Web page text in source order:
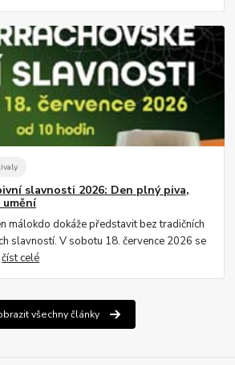
slavnosti 2026: Den plný piva,
málokdo dokáže představit bez tradičních
slavností. V sobotu 18. července 2026 se
číst celé
všechny články